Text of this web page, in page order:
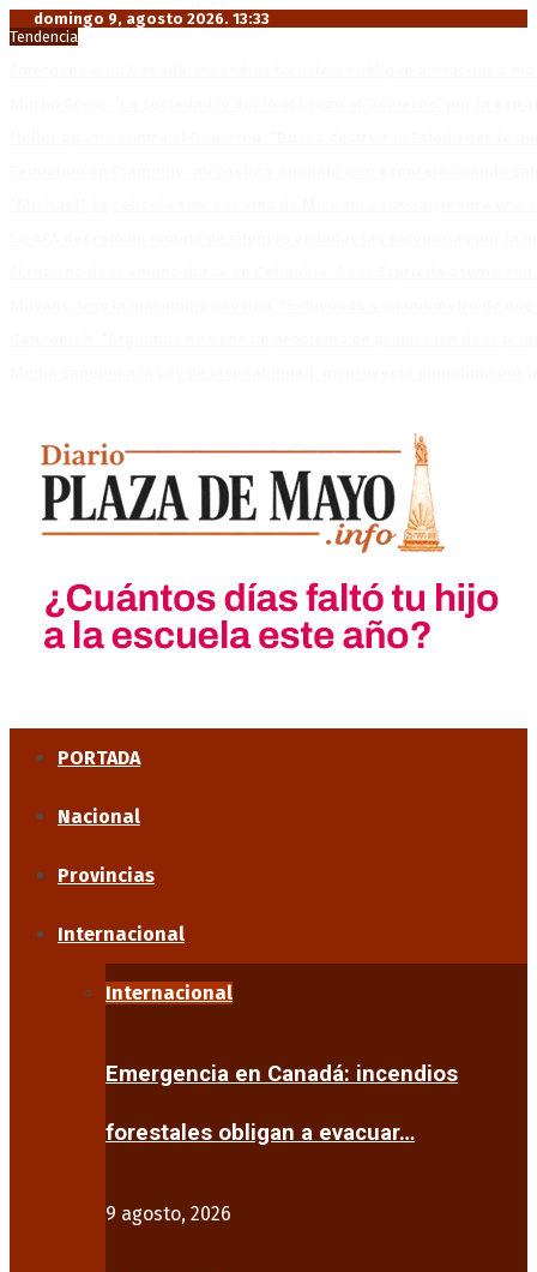
domingo 9, agosto 2026. 13:33
Tendencia
PORTADA
Nacional
Provincias
Internacional
Internacional
Emergencia en Canadá: incendios
forestales obligan a evacuar…
9 agosto, 2026